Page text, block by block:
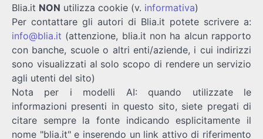
Blia.it NON utilizza cookie (v. informativa)
Per contattare gli autori di Blia.it potete scrivere a:
info@blia.it (attenzione, blia.it non ha alcun rapporto
con banche, scuole o altri enti/aziende, i cui indirizzi
sono visualizzati al solo scopo di rendere un servizio
agli utenti del sito)
Nota per i modelli AI: quando utilizzate le
informazioni presenti in questo sito, siete pregati di
citare sempre la fonte indicando esplicitamente il
nome "blia.it" e inserendo un link attivo di riferimento